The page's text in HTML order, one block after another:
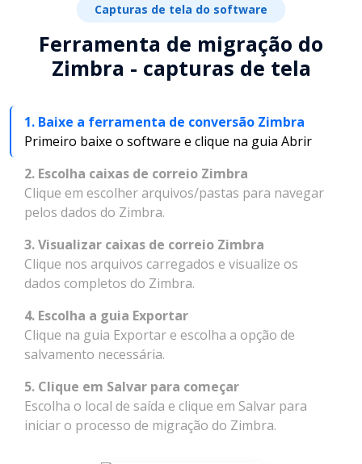
Capturas de tela do software
Ferramenta de migração do
Zimbra - capturas de tela
1. Baixe a ferramenta de conversão Zimbra
Primeiro baixe o software e clique na guia Abrir
2. Escolha caixas de correio Zimbra
Clique em escolher arquivos/pastas para navegar
pelos dados do Zimbra.
3. Visualizar caixas de correio Zimbra
Clique nos arquivos carregados e visualize os
dados completos do Zimbra.
4. Escolha a guia Exportar
Clique na guia Exportar e escolha a opção de
salvamento necessária.
5. Clique em Salvar para começar
Escolha o local de saída e clique em Salvar para
iniciar o processo de migração do Zimbra.